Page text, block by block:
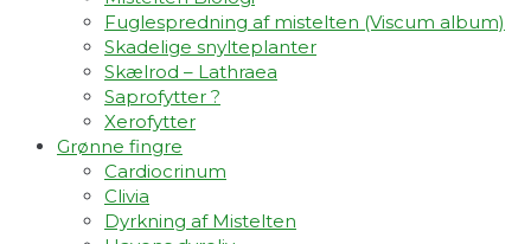
Fuglespredning af mistelten (Viscum album)​
Skadelige snylteplanter
Skælrod – Lathraea
Saprofytter ?
Xerofytter
Grønne fingre
Cardiocrinum
Clivia
Dyrkning af Mistelten